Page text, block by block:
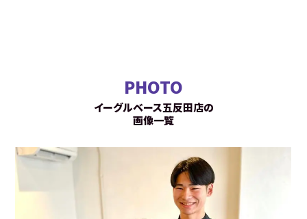
PHOTO
イーグルベース五反田店の
画像一覧